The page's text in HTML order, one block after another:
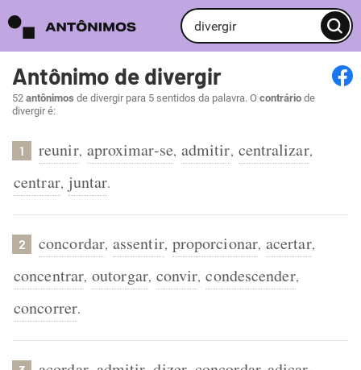
Antônimo de divergir
52 antônimos de divergir para 5 sentidos da palavra. O contrário de
divergir é:
1 reunir, aproximar-se, admitir, centralizar,
centrar, juntar.
2 concordar, assentir, proporcionar, acertar,
concentrar, outorgar, convir, condescender,
concorrer.